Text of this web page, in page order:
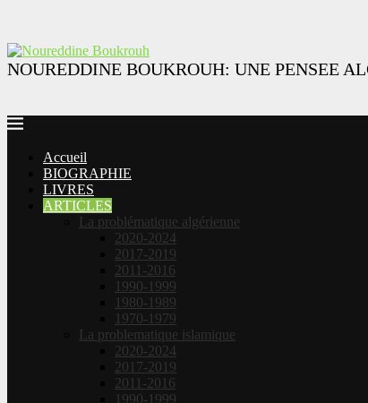
NOUREDDINE BOUKROUH: UNE PENSEE
Accueil
BIOGRAPHIE
LIVRES
ARTICLES
La problématique algérienne
2020-2024
2017-2019
2011-2016
1990-1999
1980-1989
1970-1979
La problematique islamique
2020-2024
2017-2019
2011-2016
1990-1999